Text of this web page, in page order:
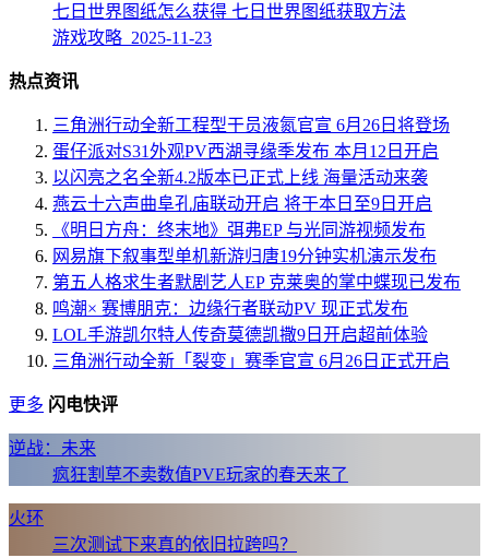
七日世界图纸怎么获得 七日世界图纸获取方法
游戏攻略 2025-11-23
热点资讯
三角洲行动全新工程型干员液氮官宣 6月26日将登场
蛋仔派对S31外观PV西湖寻缘季发布 本月12日开启
以闪亮之名全新4.2版本已正式上线 海量活动来袭
燕云十六声曲阜孔庙联动开启 将于本日至9日开启
《明日方舟：终末地》弭弗EP 与光同游视频发布
网易旗下叙事型单机新游归唐19分钟实机演示发布
第五人格求生者默剧艺人EP 克莱奥的掌中蝶现已发布
鸣潮× 赛博朋克：边缘行者联动PV 现正式发布
LOL手游凯尔特人传奇莫德凯撒9日开启超前体验
三角洲行动全新「裂变」赛季官宣 6月26日正式开启
更多 闪电快评
逆战：未来
疯狂割草不卖数值PVE玩家的春天来了
火环
三次测试下来真的依旧拉跨吗？